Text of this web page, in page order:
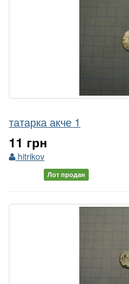
татарка акче 1
11 грн
hitrikov
Лот продан